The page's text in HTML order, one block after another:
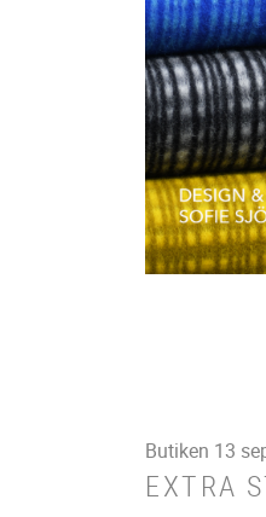
Butiken 13
EXTRA